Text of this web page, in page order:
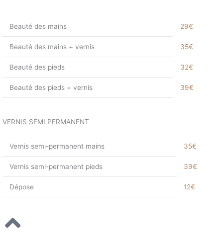
Beauté des mains 29€
Beauté des mains + vernis 35€
Beauté des pieds 32€
Beauté des pieds + vernis 39€
VERNIS SEMI PERMANENT
Vernis semi-permanent mains 35€
Vernis semi-permanent pieds 39€
Dépose 12€